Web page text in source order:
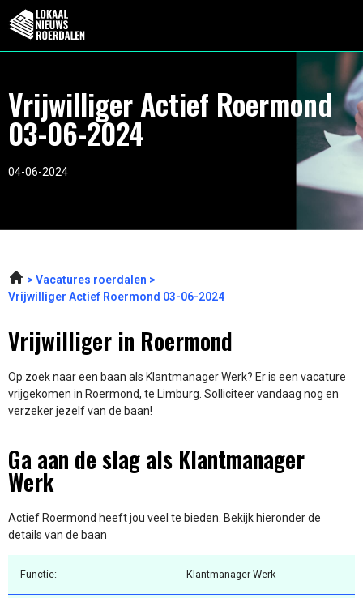
Vrijwilliger Actief Roermond
03-06-2024
04-06-2024
Vacatures roerdalen
Vrijwilliger Actief Roermond 03-06-2024
Vrijwilliger in Roermond
Op zoek naar een baan als Klantmanager Werk? Er is een vacature
vrijgekomen in Roermond, te Limburg. Solliciteer vandaag nog en
verzeker jezelf van de baan!
Ga aan de slag als Klantmanager
Werk
Actief Roermond heeft jou veel te bieden. Bekijk hieronder de
details van de baan
Functie: Klantmanager Werk